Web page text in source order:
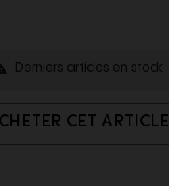
Derniers articles en stock
CET ARTICLE